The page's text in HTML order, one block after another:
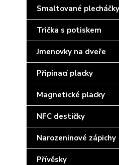
Smaltované plecháčky
Trička s potiskem
Jmenovky na dveře
Připínací placky
Magnetické placky
NFC destičky
Narozeninové zápichy
Přívěsky